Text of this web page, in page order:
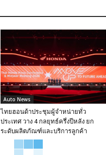
Auto News
ไทยฮอนด้าประชุมผู้จำหน่ายทั่ว
ประเทศ วาง 4 กลยุทธ์ครึ่งปีหลัง ยก
ระดับผลิตภัณฑ์และบริการลูกค้า